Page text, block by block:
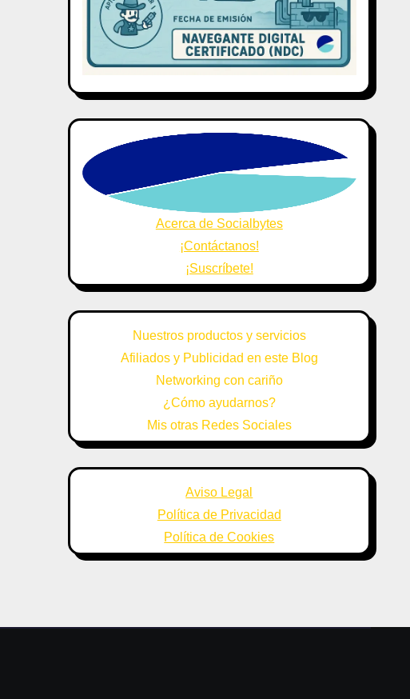
Acerca de Socialbytes
¡Contáctanos!
¡Suscríbete!
Nuestros productos y servicios
Afiliados y Publicidad en este Blog
Networking con cariño
¿Cómo ayudarnos?
Mis otras Redes Sociales
Aviso Legal
Política de Privacidad
Política de Cookies